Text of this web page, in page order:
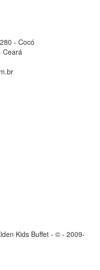
- Cocó
Ceará
Kids Buffet - © - 2009-